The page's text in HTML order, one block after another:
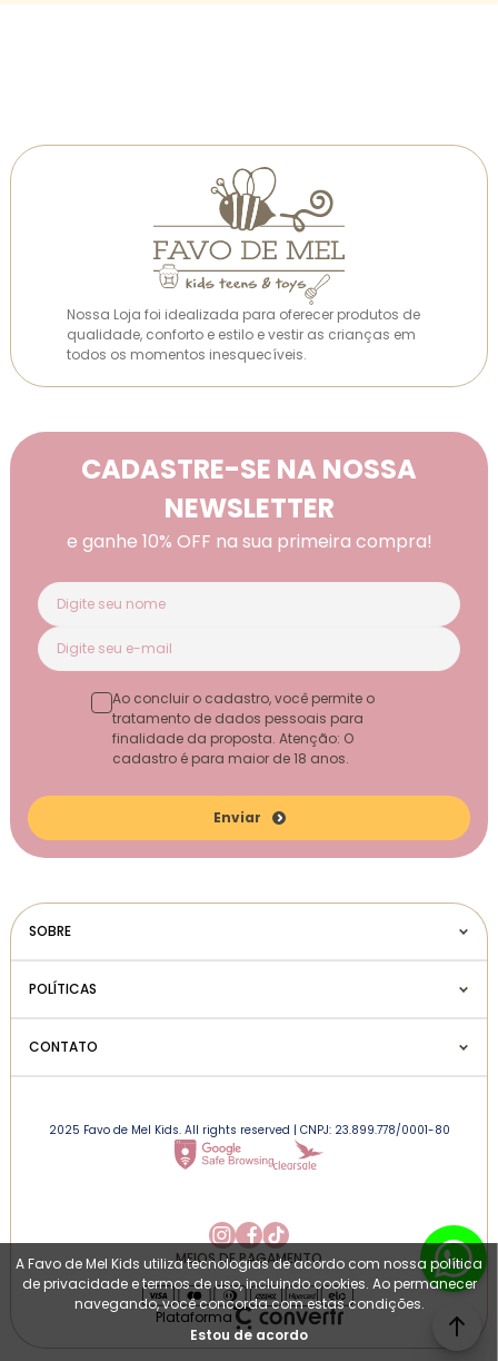
Nossa Loja foi idealizada para oferecer produtos de
qualidade, conforto e estilo e vestir as crianças em
todos os momentos inesquecíveis.
CADASTRE-SE NA NOSSA
NEWSLETTER
e ganhe 10% OFF na sua primeira compra!
Enviar
Ao concluir o cadastro, você permite o
tratamento de dados pessoais para
finalidade da proposta. Atenção: O
cadastro é para maior de 18 anos.
SOBRE
POLÍTICAS
CONTATO
2025 Favo de Mel Kids. All rights reserved | CNPJ: 23.899.778/0001-80
MEIOS DE PAGAMENTO
Plataforma
A Favo de Mel Kids utiliza tecnologias de acordo com nossa política
de privacidade e termos de uso, incluindo cookies. Ao permanecer
navegando, você concorda com estas condições.
Estou de acordo